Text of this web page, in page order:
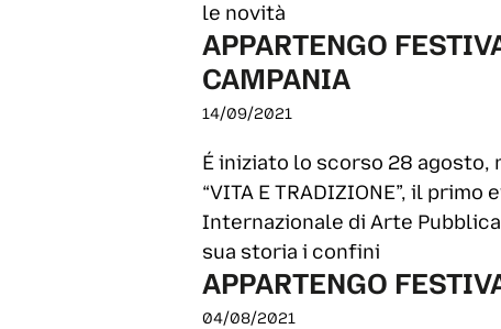
le novità
APPARTENGO
CAMPANIA
14/09/2021
É iniziato lo scorso 28 agosto,
“VITA E TRADIZIONE”, il
Internazionale di Arte
sua storia i confini
APPARTENGO
04/08/2021